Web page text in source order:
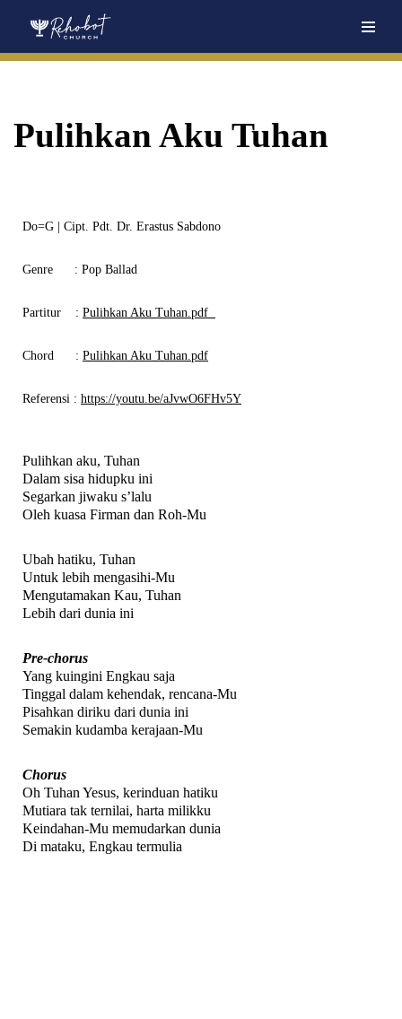
Pulihkan Aku Tuhan
Do=G | Cipt. Pdt. Dr. Erastus Sabdono
Genre : Pop Ballad
Partitur : Pulihkan Aku Tuhan.pdf
Chord : Pulihkan Aku Tuhan.pdf
Referensi : https://youtu.be/aJvwO6FHv5Y
Pulihkan aku, Tuhan
Dalam sisa hidupku ini
Segarkan jiwaku s’lalu
Oleh kuasa Firman dan Roh-Mu
Ubah hatiku, Tuhan
Untuk lebih mengasihi-Mu
Mengutamakan Kau, Tuhan
Lebih dari dunia ini
Pre-chorus
Yang kuingini Engkau saja
Tinggal dalam kehendak, rencana-Mu
Pisahkan diriku dari dunia ini
Semakin kudamba kerajaan-Mu
Chorus
Oh Tuhan Yesus, kerinduan hatiku
Mutiara tak ternilai, harta milikku
Keindahan-Mu memudarkan dunia
Di mataku, Engkau termulia